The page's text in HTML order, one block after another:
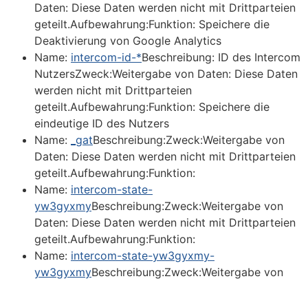
Daten: Diese Daten werden nicht mit Drittparteien
geteilt.Aufbewahrung:Funktion: Speichere die
Deaktivierung von Google Analytics
Name: intercom-id-*Beschreibung: ID des Intercom
NutzersZweck:Weitergabe von Daten: Diese Daten
werden nicht mit Drittparteien
geteilt.Aufbewahrung:Funktion: Speichere die
eindeutige ID des Nutzers
Name:
_gatBeschreibung:Zweck:Weitergabe von
Daten: Diese Daten werden nicht mit Drittparteien
geteilt.Aufbewahrung:Funktion:
Name: intercom-state-
yw3gyxmyBeschreibung:Zweck:Weitergabe von
Daten: Diese Daten werden nicht mit Drittparteien
geteilt.Aufbewahrung:Funktion:
Name: intercom-state-yw3gyxmy-
yw3gyxmyBeschreibung:Zweck:Weitergabe von